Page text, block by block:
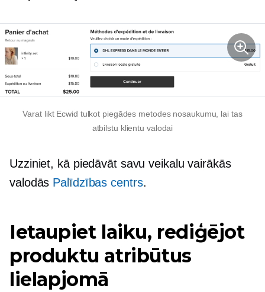
Varat likt Ecwid tulkot piegādes metodes nosaukumu, lai tas
atbilstu klientu valodai
Uzziniet, kā piedāvāt savu veikalu vairākās
valodās Palīdzības centrs.
Ietaupiet laiku, rediģējot
produktu atribūtus
lielapjomā